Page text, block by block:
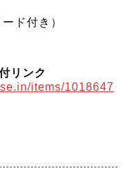
ド付き）
リンク
items/1018647